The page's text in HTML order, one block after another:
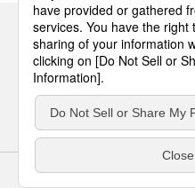
サイトのご利用にあたって